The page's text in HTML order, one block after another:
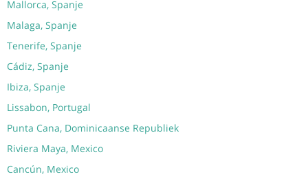
Mallorca, Spanje
Malaga, Spanje
Tenerife, Spanje
Cádiz, Spanje
Ibiza, Spanje
Lissabon, Portugal
Punta Cana, Dominicaanse Republiek
Riviera Maya, Mexico
Cancún, Mexico